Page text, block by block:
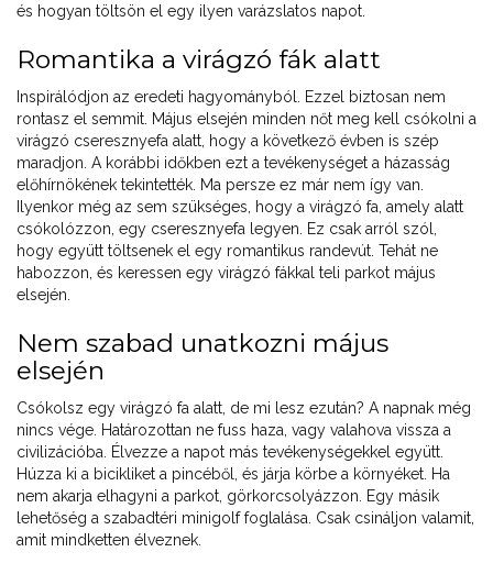
és hogyan töltsön el egy ilyen varázslatos napot.
Romantika a virágzó fák alatt
Inspirálódjon az eredeti hagyományból. Ezzel biztosan nem
rontasz el semmit. Május elsején minden nőt meg kell csókolni a
virágzó cseresznyefa alatt, hogy a következő évben is szép
maradjon. A korábbi időkben ezt a tevékenységet a házasság
előhírnökének tekintették. Ma persze ez már nem így van.
Ilyenkor még az sem szükséges, hogy a virágzó fa, amely alatt
csókolózzon, egy cseresznyefa legyen. Ez csak arról szól,
hogy együtt töltsenek el egy romantikus randevút. Tehát ne
habozzon, és keressen egy virágzó fákkal teli parkot május
elsején.
Nem szabad unatkozni május
elsején
Csókolsz egy virágzó fa alatt, de mi lesz ezután? A napnak még
nincs vége. Határozottan ne fuss haza, vagy valahova vissza a
civilizációba. Élvezze a napot más tevékenységekkel együtt.
Húzza ki a bicikliket a pincéből, és járja körbe a környéket. Ha
nem akarja elhagyni a parkot, görkorcsolyázzon. Egy másik
lehetőség a szabadtéri minigolf foglalása. Csak csináljon valamit,
amit mindketten élveznek.